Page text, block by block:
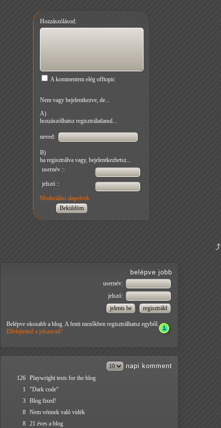
Hozzászólásod:
A kommentem elég offtopic
Nem vagy bejelentkezve, de...
A)
hozzászólhatsz regisztrálatlanul...
neved:
B)
ha regisztrálva vagy, bejelentkezhetsz...
usernév ::
jelszó ::
Moderálási alapelvek
belépve jobb
usernév:
jelszó:
Belépve okosabb a blog. A fenti mezőkben regisztrálhatsz egyből.
Elfelejtetted a jelszavad?
napi komment
126 Playwright tests for the blog
1
"Dark code"
3 Blog fixed!
8 Nem vénnek való vidék
8 21 éves a blog